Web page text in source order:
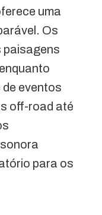
uma
Os
paisagens
de eventos
off-road até
para os